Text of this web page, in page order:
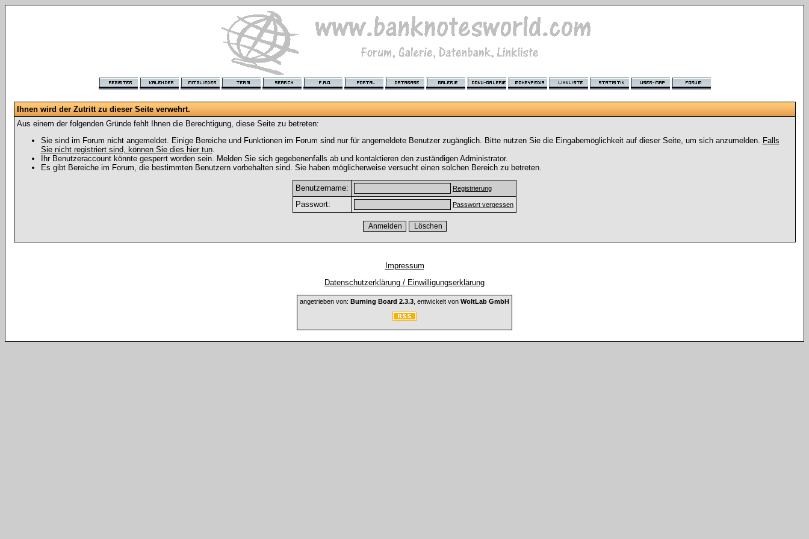
Ihnen wird der Zutritt zu dieser Seite verwehrt.
Aus einem der folgenden Gründe fehlt Ihnen die Berechtigung, diese Seite zu betreten:
Sie sind im Forum nicht angemeldet. Einige Bereiche und Funktionen im Forum sind nur für angemeldete Benutzer zugänglich. Bitte nutzen Sie die Eingabemöglichkeit auf dieser Seite, um sich anzumelden. Falls
Sie nicht registriert sind, können Sie dies hier tun.
Ihr Benutzeraccount könnte gesperrt worden sein. Melden Sie sich gegebenenfalls ab und kontaktieren den zuständigen Administrator.
Es gibt Bereiche im Forum, die bestimmten Benutzern vorbehalten sind. Sie haben möglicherweise versucht einen solchen Bereich zu betreten.
Benutzername: Registrierung
Passwort: Passwort vergessen
Impressum
Datenschutzerklärung / Einwilligungserklärung
angetrieben von: Burning Board 2.3.3 , entwickelt von WoltLab GmbH